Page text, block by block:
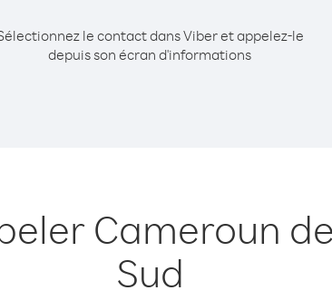
le contact dans Viber et appelez-le
depuis son écran d'informations
Cameroun
Sud